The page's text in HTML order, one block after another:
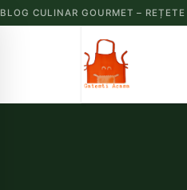
BLOG CULINAR GOURMET –